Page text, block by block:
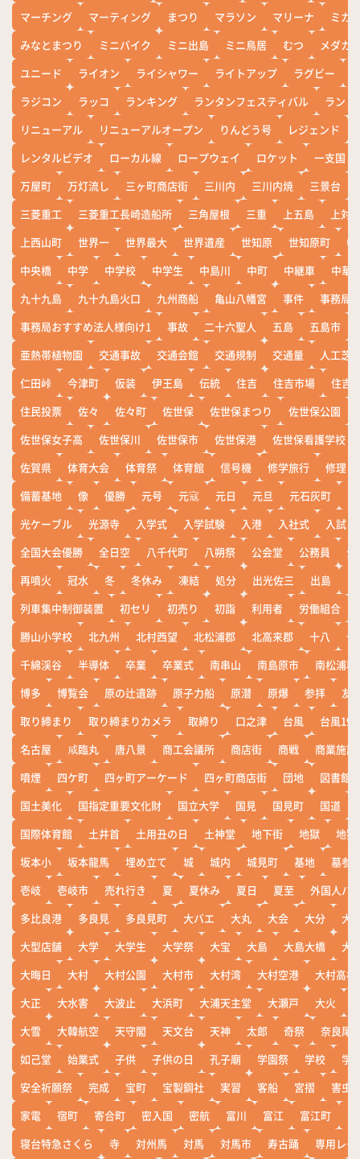
マーチング
マーティング まつり マラソン マリーナ
ミカ
みなとまつり
ミニバイク ミニ出島 ミニ鳥居 むつ
メダカ
ユニード
ライオン ライシャワー ライトアップ ラグビー
ラジコン
ラッコ ランキング ランタンフェスティバル
ランド
リニューアル
リニューアルオープン りんどう号 レジェンド
レンタルビデオ
ローカル線 ロープウェイ ロケット
一支国
万屋町
万灯流し 三ヶ町商店街 三川内 三川内焼 三景台
三菱重工
三菱重工長崎造船所 三角屋根 三重 上五島
上対
上西山町
世界一 世界最大 世界遺産 世知原 世知原町
中
中央橋
中学 中学校 中学生 中島川 中町 中継車
中華
九十九島
九十九島火口 九州商船 亀山八幡宮 事件
事務局
事務局おすすめ法人様向け1
事故 二十六聖人 五島 五島市
亜熱帯植物園
交通事故 交通会館 交通規制 交通量
人工芝
仁田峠
今津町 仮装 伊王島 伝統 住吉 住吉市場
住吉
住民投票
佐々 佐々町 佐世保 佐世保まつり 佐世保公園
佐世保女子高
佐世保川 佐世保市 佐世保港
佐世保看護学校
佐賀県
体育大会 体育祭 体育館 信号機 修学旅行
修理
備蓄基地
像 優勝 元号 元寇 元日 元旦 元石灰町
光ケーブル
光源寺 入学式 入学試験 入港 入社式
入試
全国大会優勝
全日空 八千代町 八朔祭 公会堂 公務員
公
再噴火
冠水 冬 冬休み 凍結 処分 出光佐三 出島
列車集中制御装置
初セリ 初売り 初詣 利用者 労働組合
勝山小学校
北九州 北村西望 北松浦郡 北高来郡 十八
十
千綿渓谷
半導体 卒業 卒業式 南串山 南島原市
南松浦郡
博多
博覧会 原の辻遺跡 原子力船 原潜 原爆 参拝
友
取り締まり
取り締まりカメラ 取締り 口之津 台風
台風19
名古屋
咸臨丸 唐八景 商工会議所 商店街 商戦
商業施設
噴煙
四ケ町 四ヶ町アーケード 四ヶ町商店街 団地
図書館
国土美化
国指定重要文化財 国立大学 国見 国見町 国道
国際体育館
土井首 土用丑の日 土神堂 地下街 地獄
地獄
坂本小
坂本龍馬 埋め立て 城 城内 城見町 基地
墓参
壱岐
壱岐市 売れ行き 夏 夏休み 夏日 夏至
外国人バ
多比良港
多良見 多良見町 大バエ 大丸 大会 大分
大
大型店舗
大学 大学生 大学祭 大宝 大島 大島大橋
大
大晦日
大村 大村公園 大村市 大村湾 大村空港
大村高校
大正
大水害 大波止 大浜町 大浦天主堂 大瀬戸 大火
大雪
大韓航空 天守閣 天文台 天神 太郎 奇祭
奈良尾
如己堂
始業式 子供 子供の日 孔子廟 学園祭 学校
学
安全祈願祭
完成 宝町 宝製鋼社 実習 客船 宮摺
害虫
家電
宿町 寄合町 密入国 密航 富川 富江 富江町
寝台特急さくら
寺 対州馬 対馬 対馬市 寿古踊 専用レー